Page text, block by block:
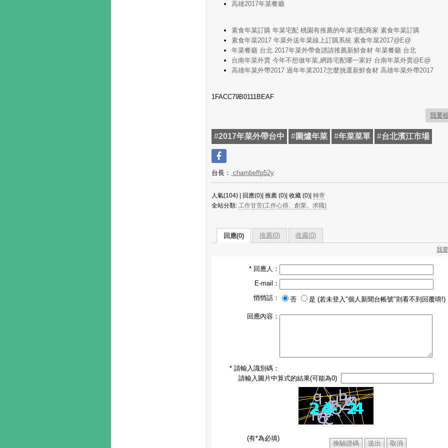
高雄2017年菜餐廳
素食年菜訂購 年菜宅配 桃園有推薦的年菜宅配商家 素食年菜訂購
素食年菜2017 年菜外送年菜線上訂購系統 素食年菜2017@E@
年菜餐廳 台北 2017年菜外帶食譜請推薦新鮮食材 年菜餐廳 台北
台南年菜外賣 今年不想做年菜,網路宅配哪一家好 台南年菜外賣@E@
高雄年菜外帶2017 過年年菜2017怎麼挑選新鮮食材 高雄年菜外帶2017
1FACC79B0111BEAF
我要
#2017年菜外帶台中 #圍爐年菜 #年菜菜單 #台北濱江市場
台長： chambeffp52y
人氣(104) | 回應(0)| 推薦 (0)| 收藏 (0)| 轉寄
全站分類: 工作甘苦(工作心得、創業、求職)
回應(0) 推薦(0) 收藏(0)
我
* 回應人：
E-mail：
悄悄話：
否 是 (若未登入"個人新聞台帳號"則看不到回覆唷!)
回應內容：
* 請輸入識別碼：
請輸入圖片中算式的結果(可能為0)
(有*為必填)